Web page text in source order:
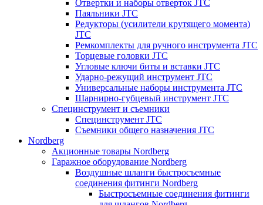
Отвертки и наборы отверток JTC
Паяльники JTC
Редукторы (усилители крутящего момента)
JTC
Ремкомплекты для ручного инструмента JTC
Торцевые головки JTC
Угловые ключи биты и вставки JTC
Ударно-режущий инструмент JTC
Универсальные наборы инструмента JTC
Шарнирно-губцевый инструмент JTC
Специнструмент и съемники
Специнструмент JTC
Съемники общего назначения JTC
Nordberg
Акционные товары Nordberg
Гаражное оборудование Nordberg
Воздушные шланги быстросъемные
соединения фитинги Nordberg
Быстросъемные соединения фитинги